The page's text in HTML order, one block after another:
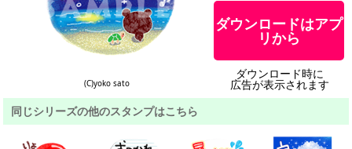
(C)yoko sato
ダウンロードはアプ
リから
ダウンロード時に
広告が表示されます
同じシリーズの他のスタンプはこちら